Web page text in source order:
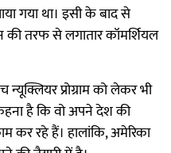
गया था। इसी के बाद से
की तरफ से लगातार कॉमर्शियल
प्रोग्राम को लेकर भी
है कि वो अपने देश की
कर रहे हैं। हालांकि, अमेरिका